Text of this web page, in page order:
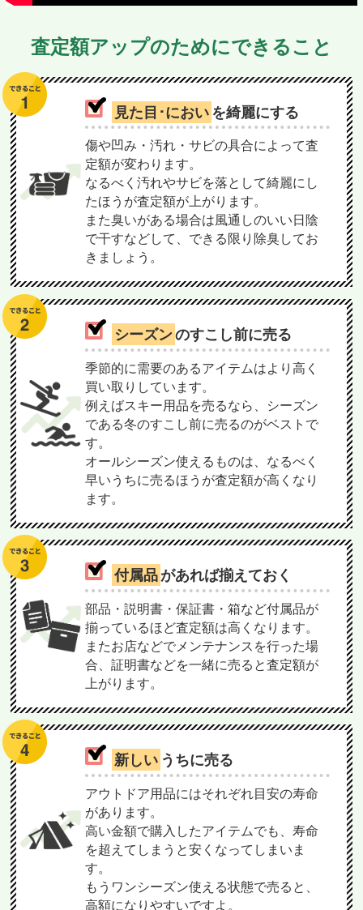
査定額アップのためにできること
見た目･におい を綺麗にする
傷や凹み・汚れ・サビの具合によって査
定額が変わります。
なるべく汚れやサビを落として綺麗にし
たほうが査定額が上がります。
また臭いがある場合は風通しのいい日陰
で干すなどして、できる限り除臭してお
きましょう。
シーズンのすこし前に売る
季節的に需要のあるアイテムはより高く
買い取りしています。
例えばスキー用品を売るなら、シーズン
である冬のすこし前に売るのがベストで
す。
オールシーズン使えるものは、なるべく
早いうちに売るほうが査定額が高くなり
ます。
付属品があれば揃えておく
部品・説明書・保証書・箱など付属品が
揃っているほど査定額は高くなります。
またお店などでメンテナンスを行った場
合、証明書などを一緒に売ると査定額が
上がります。
新しい うちに売る
アウトドア用品にはそれぞれ目安の寿命
があります。
高い金額で購入したアイテムでも、寿命
を超えてしまうと安くなってしまいま
す。
もうワンシーズン使える状態で売ると、
高額になりやすいですよ。